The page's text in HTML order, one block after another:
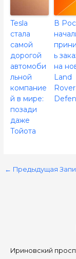
Tesla
стала
самой
дорогой
автомоби
льной
компание
й в мире:
позади
даже
Тойота
В
ь
на
Land
Rover
← Предыдущая
Ириновский